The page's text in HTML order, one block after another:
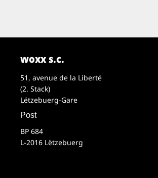
woxx s.c.
51, avenue de la Liberté
(2. Stack)
Lëtzebuerg-Gare
Post
BP 684
L-2016 Lëtzebuerg